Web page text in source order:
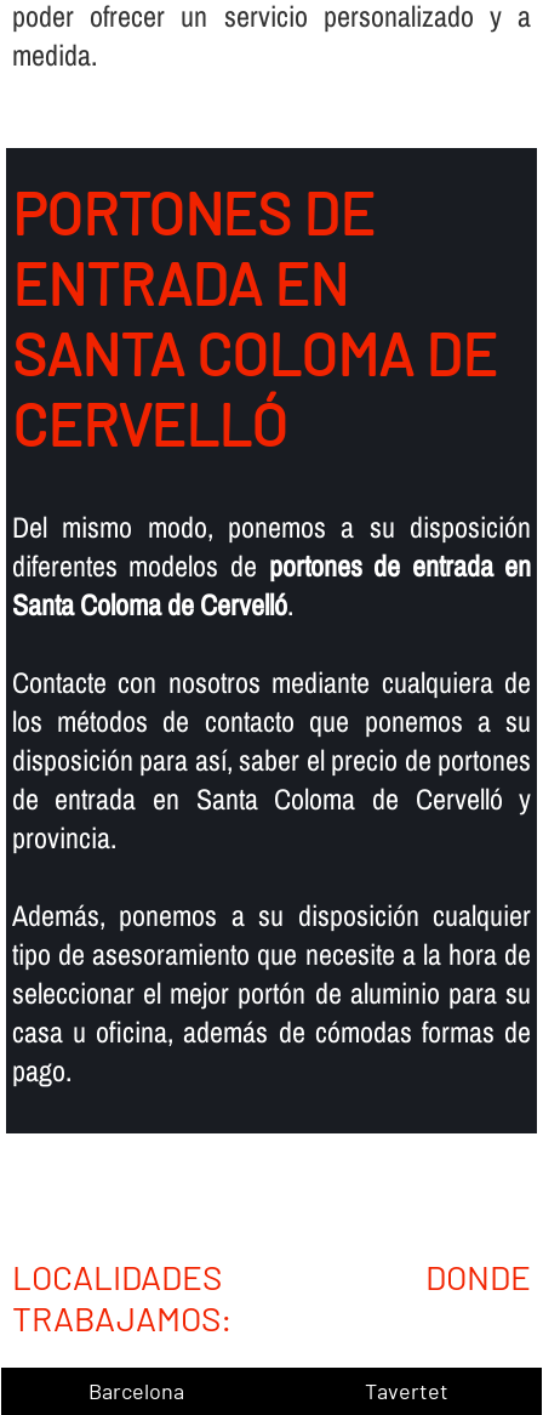
poder ofrecer un servicio personalizado y a
medida.
PORTONES DE
ENTRADA EN
SANTA COLOMA DE
CERVELLÓ
Del mismo modo, ponemos a su disposición
diferentes modelos de portones de entrada en
Santa Coloma de Cervelló.
Contacte con nosotros mediante cualquiera de
los métodos de contacto que ponemos a su
disposición para así­, saber el precio de portones
de entrada en Santa Coloma de Cervelló y
provincia.
Además, ponemos a su disposición cualquier
tipo de asesoramiento que necesite a la hora de
seleccionar el mejor portón de aluminio para su
casa u oficina, además de cómodas formas de
pago.
LOCALIDADES DONDE
TRABAJAMOS:
Barcelona
Tavertet